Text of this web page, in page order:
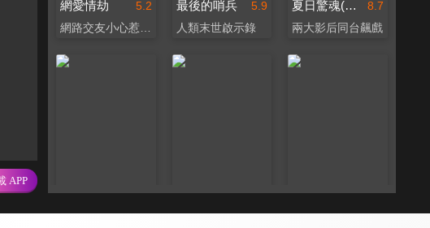
5.2
網愛情劫
網路交友小心惹禍上身
5.9
最後的哨兵
人類末世啟示錄
8.7
夏日驚魂(又名：夏日痴魂)
兩大影后同台飆戲